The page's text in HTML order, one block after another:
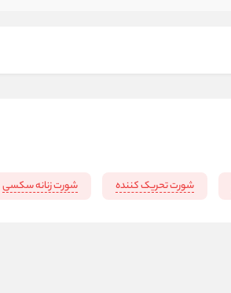
شورت تحریک کننده شورت زنانه سکسی